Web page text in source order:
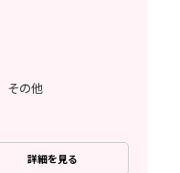
その他
詳細を見る